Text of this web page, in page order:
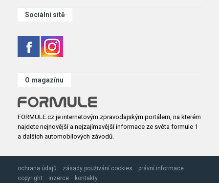
Sociální sítě
O magazínu
FORMULE.cz je internetovým zpravodajským portálem, na kterém
najdete nejnovější a nejzajímavější informace ze světa formule 1
a dalších automobilových závodů.
ochrana údajů zásady použivání cookies
právní informace
copyright
inzerce kontakty